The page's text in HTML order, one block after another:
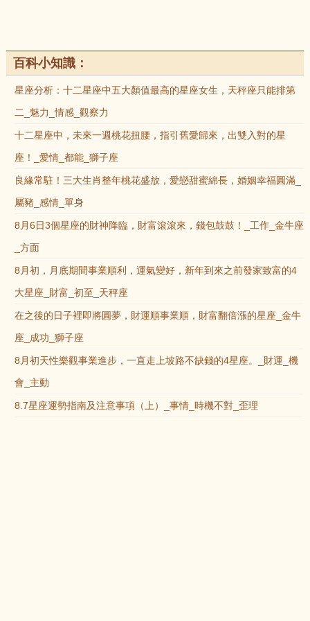
百科小知識：
星座分析：十二星座中五大顏值最高的星座女生，天秤座只能排第
二_魅力_情感_觀察力
十二星座中，未來一週桃花扭腰，指引舊愛歸來，出雙入對的星
座！_愛情_都能_獅子座
良緣常駐！三大生肖整年桃花盛放，愛戀甜蜜綿長，婚姻幸福圓滿_
屬豬_感情_單身
8月6日3個星座的財神降臨，財富滾滾來，錢包鼓鼓！_工作_金牛座
_方面
8月初，月底期間事業順利，運氣變好，新年到來之前發家致富的4
大星座_財富_初至_天秤座
在之後的日子裡即將圓夢，財運順事業順，財富翻倍漲的星座_金牛
座_成功_獅子座
8月初天性樂觀事業進步，一直走上坡路不缺錢的4星座。_財運_機
會_主動
8.7星座運勢指南及注意事項（上）_事情_時機不對_歪理